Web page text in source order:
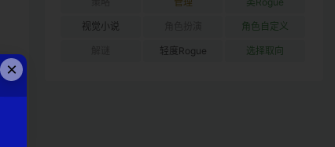
视觉小说 角色自定义
轻度Rogue 选择取向
×